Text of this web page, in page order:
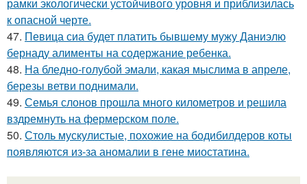
к опасной черте.
47. Певица сиа будет платить бывшему мужу Даниэлю
бернаду алименты на содержание ребенка.
48. На бледно-голубой эмали, какая мыслима в апреле,
березы ветви поднимали.
49. Семья слонов прошла много километров и решила
вздремнуть на фермерском поле.
50. Столь мускулистые, похожие на бодибилдеров коты
появляются из-за аномалии в гене миостатина.